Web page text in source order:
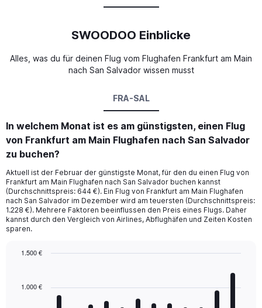
SWOODOO Einblicke
Alles, was du für deinen Flug vom Flughafen Frankfurt am Main
nach San Salvador wissen musst
FRA-SAL
In welchem Monat ist es am günstigsten, einen Flug
von Frankfurt am Main Flughafen nach San Salvador
zu buchen?
Aktuell ist der Februar der günstigste Monat, für den du einen Flug von
Frankfurt am Main Flughafen nach San Salvador buchen kannst
(Durchschnittspreis: 644 €). Ein Flug von Frankfurt am Main Flughafen
nach San Salvador im Dezember wird am teuersten (Durchschnittspreis:
1.228 €). Mehrere Faktoren beeinflussen den Preis eines Flugs. Daher
kannst durch den Vergleich von Airlines, Abflughäfen und Zeiten Kosten
sparen.
with
1.000 €
1.500 €